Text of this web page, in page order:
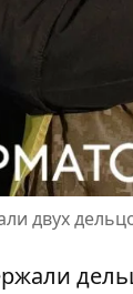
двух